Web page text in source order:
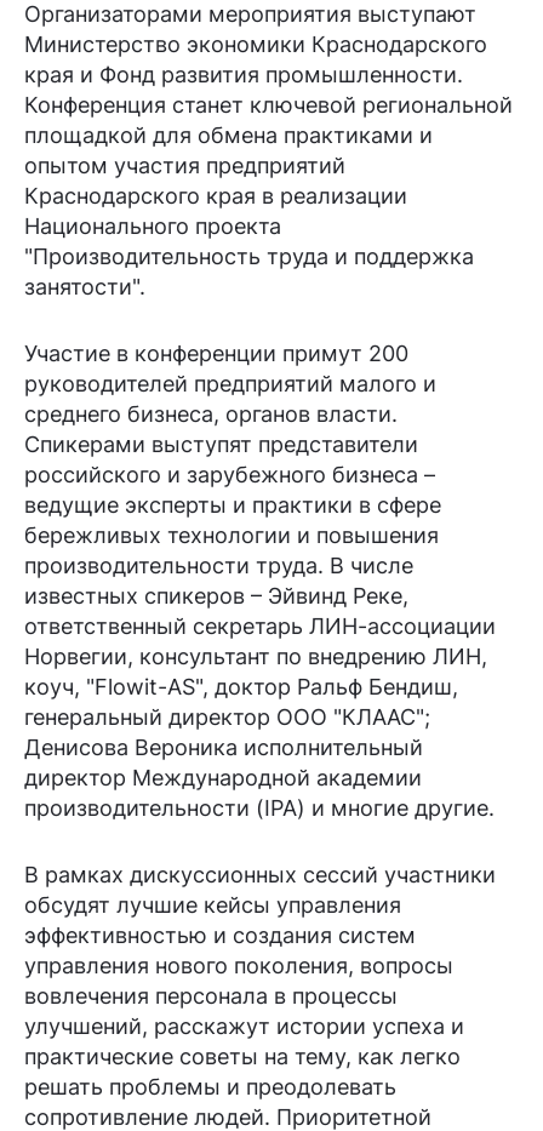
Организаторами мероприятия выступают
Министерство экономики Краснодарского
края и Фонд развития промышленности.
Конференция станет ключевой региональной
площадкой для обмена практиками и
опытом участия предприятий
Краснодарского края в реализации
Национального проекта
"Производительность труда и поддержка
занятости".
Участие в конференции примут 200
руководителей предприятий малого и
среднего бизнеса, органов власти.
Спикерами выступят представители
российского и зарубежного бизнеса –
ведущие эксперты и практики в сфере
бережливых технологии и повышения
производительности труда. В числе
известных спикеров – Эйвинд Реке,
ответственный секретарь ЛИН-ассоциации
Норвегии, консультант по внедрению ЛИН,
коуч, "Flowit-AS", доктор Ральф Бендиш,
генеральный директор ООО "КЛААС";
Денисова Вероника исполнительный
директор Международной академии
производительности (IPA) и многие другие.
В рамках дискуссионных сессий участники
обсудят лучшие кейсы управления
эффективностью и создания систем
управления нового поколения, вопросы
вовлечения персонала в процессы
улучшений, расскажут истории успеха и
практические советы на тему, как легко
решать проблемы и преодолевать
сопротивление людей. Приоритетной